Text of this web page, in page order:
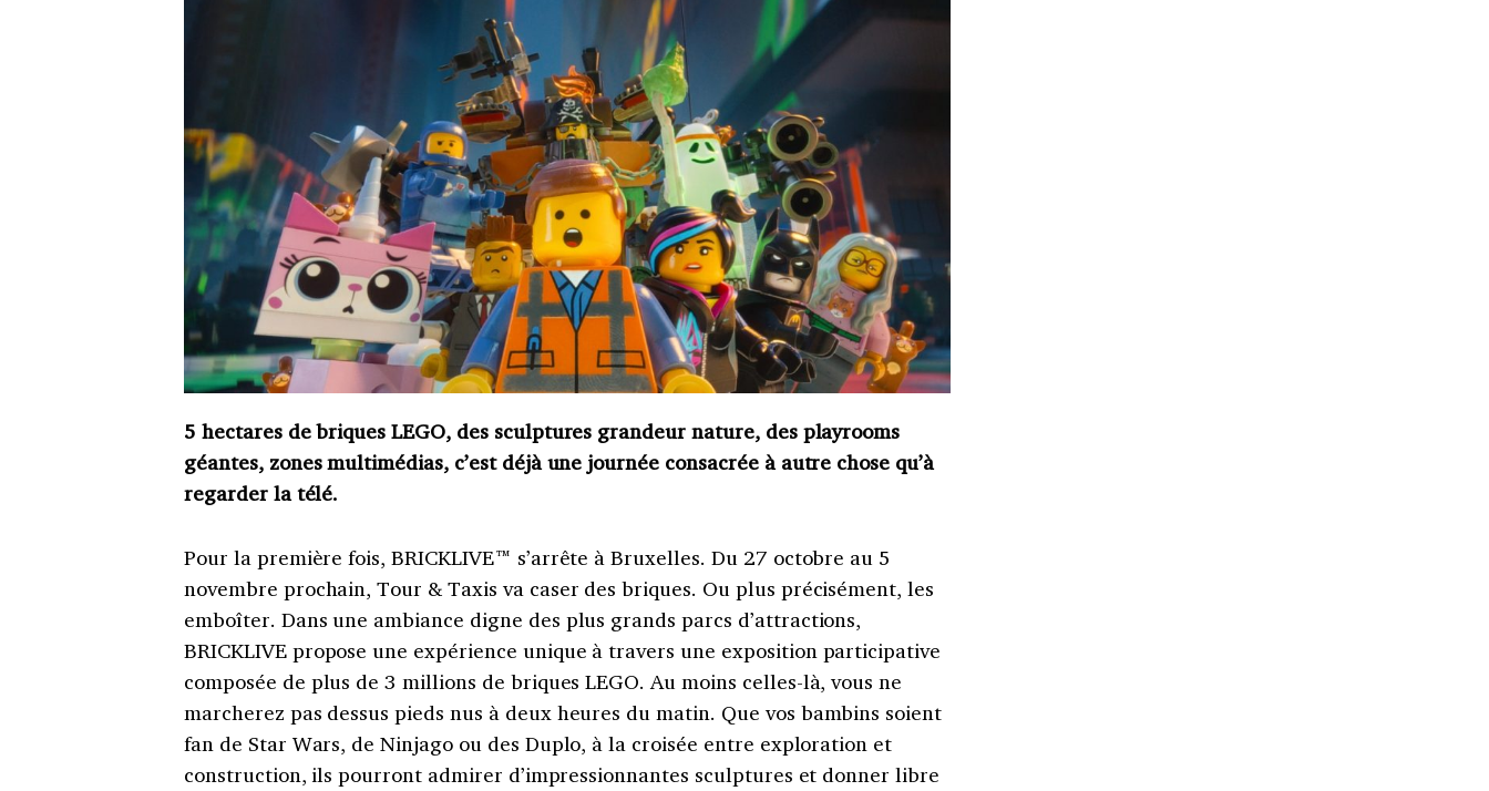
5 hectares de briques LEGO, des sculptures grandeur nature, des playrooms
géantes, zones multimédias, c’est déjà une journée consacrée à autre chose qu’à
regarder la télé.
Pour la première fois, BRICKLIVE™ s’arrête à Bruxelles. Du 27 octobre au 5
novembre prochain, Tour & Taxis va caser des briques. Ou plus précisément, les
emboîter. Dans une ambiance digne des plus grands parcs d’attractions,
BRICKLIVE propose une expérience unique à travers une exposition participative
composée de plus de 3 millions de briques LEGO. Au moins celles-là, vous ne
marcherez pas dessus pieds nus à deux heures du matin. Que vos bambins soient
fan de Star Wars, de Ninjago ou des Duplo, à la croisée entre exploration et
construction, ils pourront admirer d’impressionnantes sculptures et donner libre